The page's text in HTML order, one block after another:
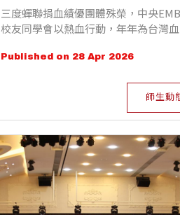
三度蟬聯捐血績優團體殊榮，中央
校友同學會以熱血行動，年年為台灣
Published on 28 Apr 2026
師生動